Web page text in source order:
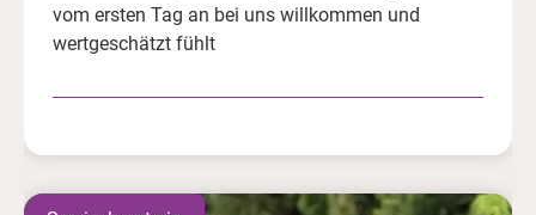
vom ersten Tag an bei uns willkommen und
wertgeschätzt fühlt